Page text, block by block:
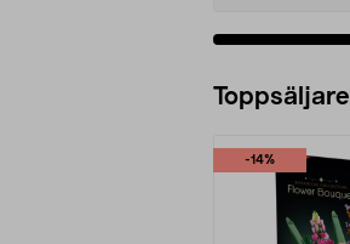
-14%